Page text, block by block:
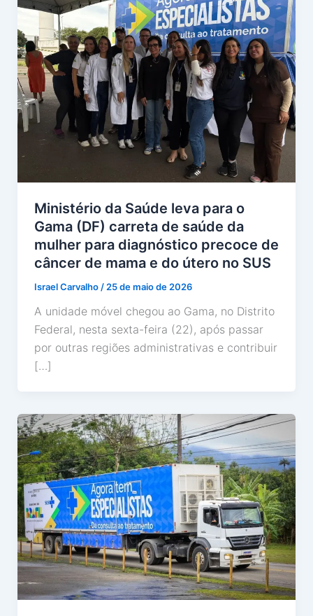
Ministério da Saúde leva para o
Gama (DF) carreta de saúde da
mulher para diagnóstico precoce de
câncer de mama e do útero no SUS
Israel Carvalho / 25 de maio de 2026
A unidade móvel chegou ao Gama, no Distrito
Federal, nesta sexta-feira (22), após passar
por outras regiões administrativas e contribuir
[…]